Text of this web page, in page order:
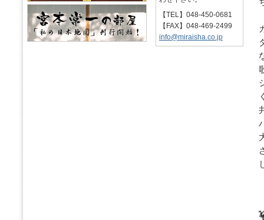
【TEL】048-450-0681
【FAX】048-469-2499
info@miraisha.co.jp